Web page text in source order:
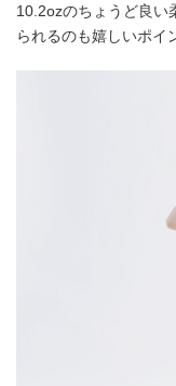
10.2ozのちょうど良い
られるのも嬉しいポイ